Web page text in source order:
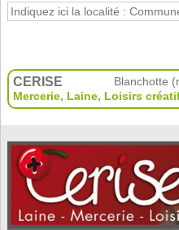
CERISE Blanchotte
Mercerie, Laine, Loisirs